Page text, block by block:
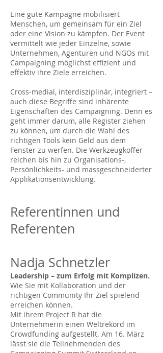
Eine gute Kampagne mobilisiert
Menschen, um gemeinsam für ein Ziel
oder eine Vision zu kämpfen. Der Event
vermittelt wie jeder Einzelne, sowie
Unternehmen, Agenturen und NGOs mit
Campaigning möglichst effizient und
effektiv ihre Ziele erreichen.
Cross-medial, interdisziplinär, integriert –
auch diese Begriffe sind inhärente
Eigenschaften des Campaigning. Denn es
geht immer darum, alle Register ziehen
zu können, um durch die Wahl des
richtigen Tools kein Geld aus dem
Fenster zu werfen. Die Werkzeugkoffer
reichen bis hin zu Organisations-,
Persönlichkeits- und massgeschneiderter
Applikationsentwicklung.
Referentinnen und
Referenten
Nadja Schnetzler
Leadership – zum Erfolg mit Komplizen.
Wie Sie mit Kollaboration und der
richtigen Community Ihr Ziel spielend
erreichen können.
Mit ihrem Project R hat die
Unternehmerin einen Weltrekord im
Crowdfunding aufgestellt. Am 16. März
lässt sie die Teilnehmenden des